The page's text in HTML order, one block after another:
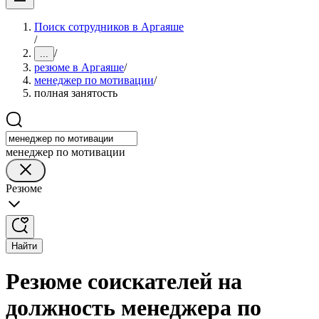
Поиск сотрудников в Аргаяше
/
... /
резюме в Аргаяше/
менеджер по мотивации/
полная занятость
менеджер по мотивации
Резюме
Найти
Резюме соискателей на
должность менеджера по